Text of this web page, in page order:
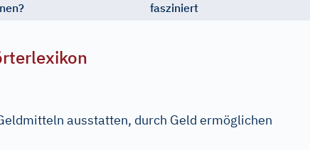
fasziniert
ausstatten, durch Geld ermöglichen